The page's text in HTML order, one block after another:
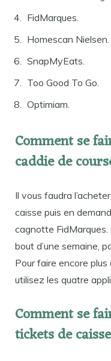
FidMarques.
Homescan Nielsen.
SnapMyEats.
Too Good To Go.
Optimiam.
Comment se
caddie de
Il vous faudra
caisse puis en
cagnotte
bout d’une semaine,
Pour faire encore plus
utilisez les quatre
Comment se
tickets de